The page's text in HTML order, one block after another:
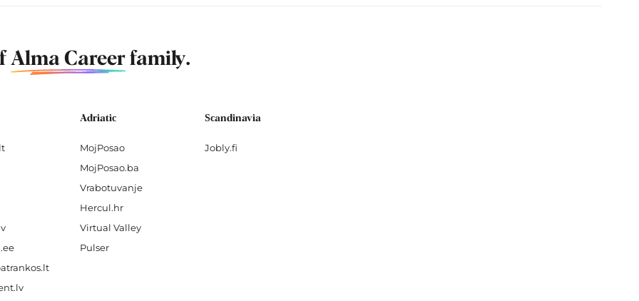
Alma Careerfamily.
Adriatic
MojPosao
MojPosao.ba
Vrabotuvanje
Hercul.hr
Virtual Valley
Pulser
Scandinavia
Jobly.fi